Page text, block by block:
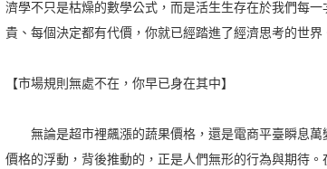
濟學不只是枯燥的數學公式，而是活生生存在於我們每
貴、每個決定都有代價，你就已經踏進了經濟思考的世界
【市場規則無處不在，你早已身在其中】
無論是超市裡飆漲的蔬果價格，還是電商平臺瞬息萬
價格的浮動，背後推動的，正是人們無形的行為與期待